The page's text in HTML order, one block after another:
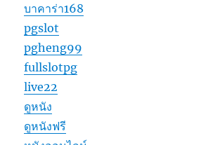
บาคาร่า168
pgslot
pgheng99
fullslotpg
live22
ดูหนัง
ดูหนังฟรี